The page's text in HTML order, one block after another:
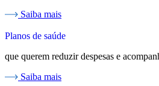
Saiba mais
Planos de saúde
que querem reduzir despesas e
Saiba mais